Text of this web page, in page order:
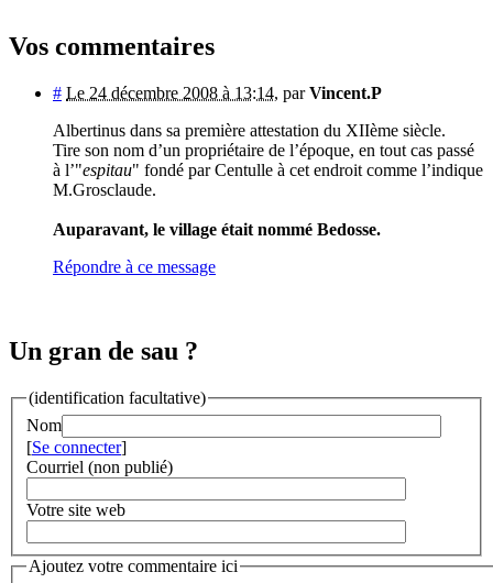
Vos commentaires
# Le 24 décembre 2008 à 13:14, parVincent.P
Albertinus dans sa première attestation du XIIème siècle.
Tire son nom d’un propriétaire de l’époque, en tout cas passé
à l’"espitau" fondé par Centulle à cet endroit comme l’indique
M.Grosclaude.
Auparavant, le village était nommé Bedosse.
Répondre à ce message
Un gran de sau ?
(identification facultative)
Nom
[Se connecter]
Courriel (non publié)
Votre site web
Ajoutez votre commentaire ici